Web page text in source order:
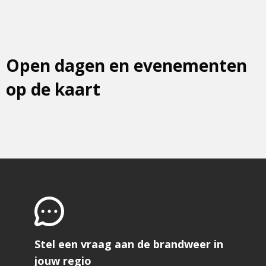
Open dagen en evenementen
op de kaart
Stel een vraag aan de brandweer in
jouw regio